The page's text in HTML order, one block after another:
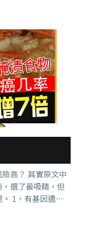
好 . . . 其次
朋友有近視的可
眼習慣是可以降低
用眼習慣，吃保
論你給他吃什
初的，但如果亡
是一樣的。 啊
話，
原文中
選了最吸睛，但
-
留意 . . . 2，